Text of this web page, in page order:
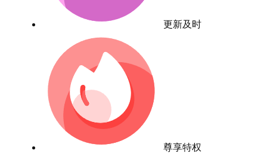
更新及时
尊享特权